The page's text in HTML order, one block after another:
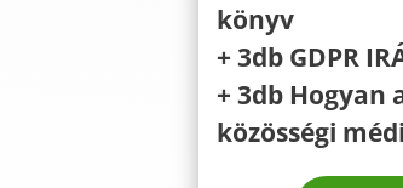
könyv
+ 3db GDPR
+ 3db Hogyan
közösségi